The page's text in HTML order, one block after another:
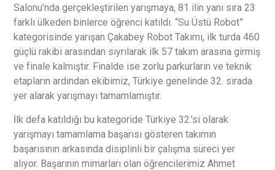
Salonu’nda gerçekleştirilen yarışmaya, 81 ilin yanı sıra 23
farklı ülkeden binlerce öğrenci katıldı. “Su Üstü Robot”
kategorisinde yarışan Çakabey Robot Takımı, ilk turda 460
güçlü rakibi arasından sıyrılarak ilk 57 takım arasına girmiş
ve finale kalmıştır. Finalde ise zorlu parkurların ve teknik
etapların ardından ekibimiz, Türkiye genelinde 32. sırada
yer alarak yarışmayı tamamlamıştır.
İlk defa katıldığı bu kategoride Türkiye 32.’si olarak
yarışmayı tamamlama başarısı gösteren takımın
başarısının arkasında disiplinli bir çalışma süreci yer
alıyor. Başarının mimarları olan öğrencilerimiz Ahmet